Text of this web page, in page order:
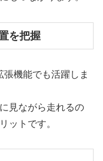
を把握
張機能でも活躍しま
見ながら走れるの
ットです。